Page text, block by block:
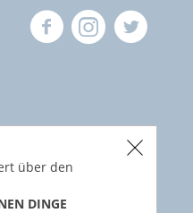
über den
DINGE